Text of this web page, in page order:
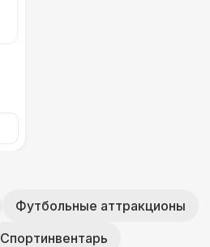
Футбольные аттракционы
Спортинвентарь